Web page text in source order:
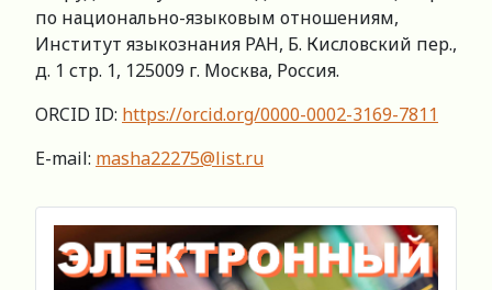
по национально-языковым отношениям,
Институт языкознания РАН, Б. Кисловский пер.,
д. 1 стр. 1, 125009 г. Москва, Россия.
ORCID ID: https://orcid.org/0000-0002-3169-7811
E-mail: masha22275@list.ru